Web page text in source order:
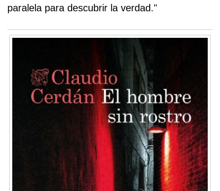
paralela para descubrir la verdad."